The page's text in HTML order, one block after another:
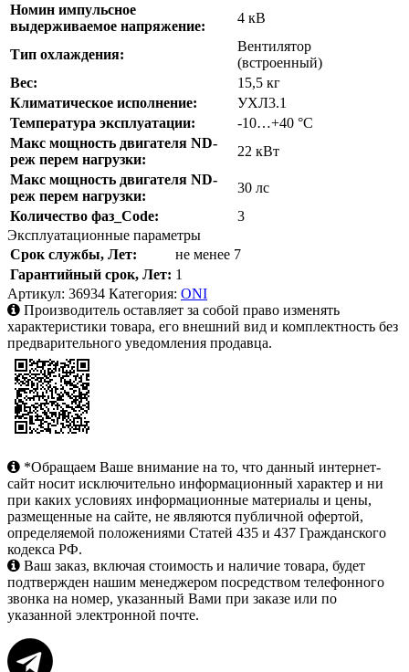
Номин импульсное
выдерживаемое напряжение:
4 кВ
Тип охлаждения:
Вентилятор
(встроенный)
Вес:
15,5 кг
Климатическое исполнение:
УХЛ3.1
Температура эксплуатации:
-10…+40 °C
Макс мощность двигателя ND-
реж перем нагрузки:
22 кВт
Макс мощность двигателя ND-
реж перем нагрузки:
30 лс
Количество фаз_Code:
3
Эксплуатационные параметры
Срок службы, Лет:
не менее 7
Гарантийный срок, Лет: 1
Артикул: 36934 Категория: ONI
Производитель оставляет за собой право изменять
характеристики товара, его внешний вид и комплектность без
предварительного уведомления продавца.
*Обращаем Ваше внимание на то, что данный интернет-
сайт носит исключительно информационный характер и ни
при каких условиях информационные материалы и цены,
размещенные на сайте, не являются публичной офертой,
определяемой положениями Статей 435 и 437 Гражданского
кодекса РФ.
Ваш заказ, включая стоимость и наличие товара, будет
подтвержден нашим менеджером посредством телефонного
звонка на номер, указанный Вами при заказе или по
указанной электронной почте.